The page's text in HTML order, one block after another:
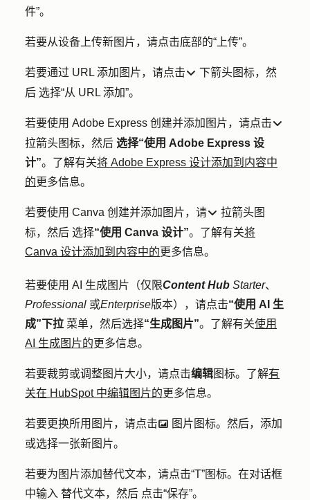
件”。
若要从设备上传新图片，请点击底部的“上传”。
若要通过 URL 添加图片，请点击down 下箭头图标，然
后 选择“从 URL 添加”。
若要使用 Adobe Express 创建并添加图片，请点击down
拉箭头图标，然后 选择“使用 Adobe Express 设
计”。了解有关将 Adobe Express 设计添加到内容中
的更多信息。
若要使用 Canva 创建并添加图片，请down 拉箭头图
标，然后 选择“使用 Canva 设计”。了解有关将
Canva 设计添加到内容中的更多信息。
若要使用 AI 生成图片（仅限Content Hub Starter、
Professional 或Enterprise版本），请点击“使用 AI 生
成”下拉 菜单，然后选择“生成图片”。了解有关使用
AI 生成图片的更多信息。
若要裁剪或调整图片大小，请点击编辑图标。了解有
关在 HubSpot 中编辑图片的更多信息。
若要更换所用图片，请点击insertImage ImageFfefe 图片图标。然后，添加
或选择一张新图片。
若要为图片添加替代文本，请点击“T”图标。在对话框
中输入 替代文本，然后 点击“保存”。